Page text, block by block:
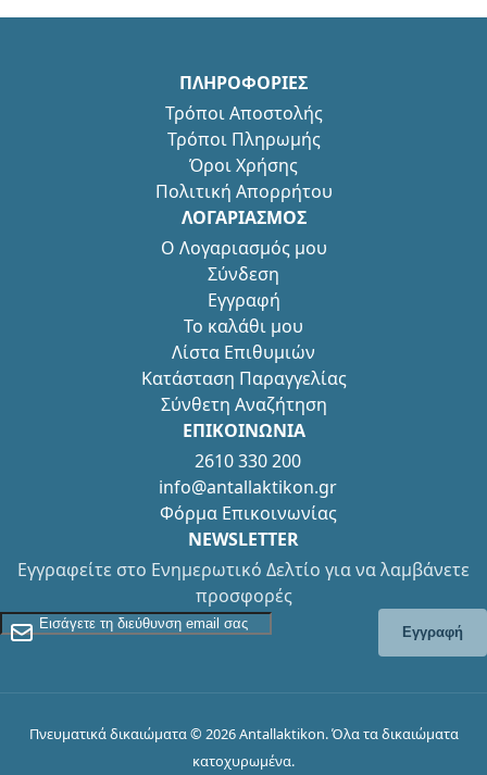
ΠΛΗΡΟΦΟΡΙΕΣ
Τρόποι Αποστολής
Τρόποι Πληρωμής
Όροι Χρήσης
Πολιτική Απορρήτου
ΛΟΓΑΡΙΑΣΜΟΣ
Ο Λογαριασμός μου
Σύνδεση
Εγγραφή
Το καλάθι μου
Λίστα Επιθυμιών
Κατάσταση Παραγγελίας
Σύνθετη Αναζήτηση
ΕΠΙΚΟΙΝΩΝΙΑ
2610 330 200
info@antallaktikon.gr
Φόρμα Επικοινωνίας
NEWSLETTER
Εγγραφείτε στο Ενημερωτικό Δελτίο για να λαμβάνετε
προσφορές
Εγγραφείτε στο Newsletter
Εγγραφή
Πνευματικά δικαιώματα © 2026 Antallaktikon. Όλα τα δικαιώματα
κατοχυρωμένα.